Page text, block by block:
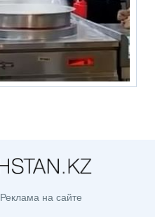
Реклама на сайте